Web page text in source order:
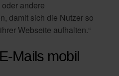
andere
damit sich die Nutzer so
Webseite aufhalten.“
Mails mobil